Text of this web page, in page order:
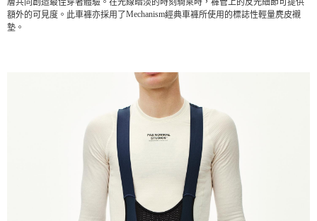
層共同創造最佳穿著體驗。在光線暗淡的時刻騎乘時，褲管上的反光細節可提供
額外的可見度。此車褲亦採用了Mechanism經典車褲所使用的標誌性輕量麂皮襯
墊。